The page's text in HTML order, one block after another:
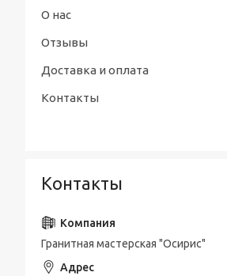
О нас
Отзывы
Доставка и оплата
Контакты
Контакты
Гранитная мастерская "Осирис"